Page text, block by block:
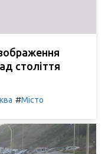
століття
#Місто